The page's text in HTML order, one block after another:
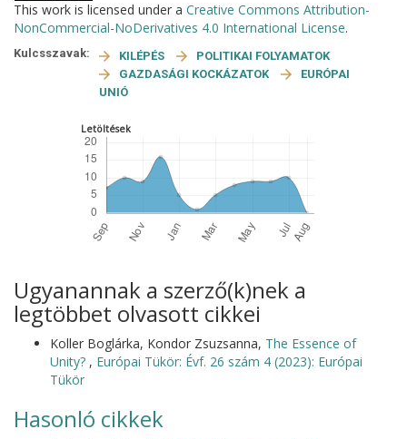
This work is licensed under a Creative Commons Attribution-
NonCommercial-NoDerivatives 4.0 International License.
Kulcsszavak: KILÉPÉS
POLITIKAI FOLYAMATOK
GAZDASÁGI KOCKÁZATOK
EURÓPAI
UNIÓ
Letöltések
Ugyanannak a szerző(k)nek a
legtöbbet olvasott cikkei
Koller Boglárka, Kondor Zsuzsanna, The Essence of
Unity? , Európai Tükör: Évf. 26 szám 4 (2023): Európai
Tükör
Hasonló cikkek